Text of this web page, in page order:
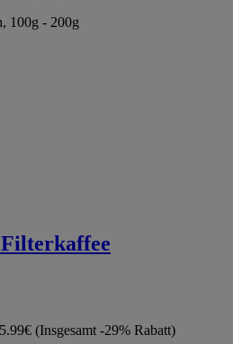
100g - 200g
(Insgesamt -29% Rabatt)